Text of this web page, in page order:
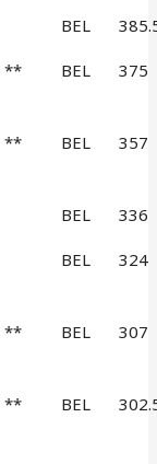
BEL
** BEL 375
** BEL 357
BEL 336
BEL 324
** BEL 307
** BEL